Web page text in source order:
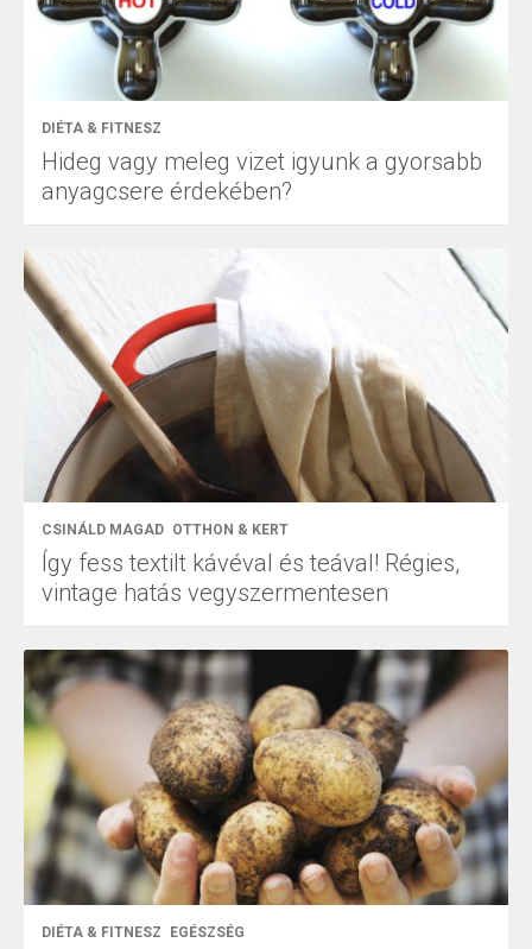
DIÉTA & FITNESZ
Hideg vagy meleg vizet igyunk a gyorsabb
anyagcsere érdekében?
CSINÁLD MAGAD OTTHON & KERT
Így fess textilt kávéval és teával! Régies,
vintage hatás vegyszermentesen
DIÉTA & FITNESZ EGÉSZSÉG